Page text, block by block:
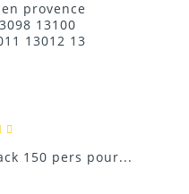
150 pers pour...